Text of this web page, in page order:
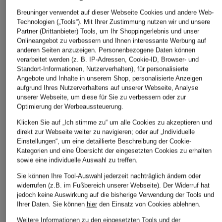
STROKESMAN'S
Chino
79,99 €
TOMMY HILFIGER
Chino HARLEM
Relaxed Tapered Fit
69,99 €
Bestpreis:59,49 €
Ursprünglich:149,90 €
BALDESSARINI
Hose Regular Fit
129,99 €
Breuninger verwendet auf dieser Webseite Cookies und andere Web-
Technologien („Tools“). Mit Ihrer Zustimmung nutzen wir und unsere
Partner (Drittanbieter) Tools, um Ihr Shoppingerlebnis und unser
Onlineangebot zu verbessern und Ihnen interessante Werbung auf
anderen Seiten anzuzeigen. Personenbezogene Daten können
verarbeitet werden (z. B. IP-Adressen, Cookie-ID, Browser- und
Standort-Informationen, Nutzerverhalten), für personalisierte
Angebote und Inhalte in unserem Shop, personalisierte Anzeigen
aufgrund Ihres Nutzerverhaltens auf unserer Webseite, Analyse
unserer Webseite, um diese für Sie zu verbessern oder zur
Optimierung der Werbeaussteuerung.
Klicken Sie auf „Ich stimme zu“ um alle Cookies zu akzeptieren und
direkt zur Webseite weiter zu navigieren; oder auf „Individuelle
Einstellungen“, um eine detaillierte Beschreibung der Cookie-
Kategorien und eine Übersicht der eingesetzten Cookies zu erhalten
sowie eine individuelle Auswahl zu treffen.
Sie können Ihre Tool-Auswahl jederzeit nachträglich ändern oder
widerrufen (z.B. im Fußbereich unserer Webseite). Der Widerruf hat
jedoch keine Auswirkung auf die bisherige Verwendung der Tools und
Ihrer Daten. Sie können hierden Einsatz von Cookies ablehnen.
Weitere Informationen zu den eingesetzten Tools und der